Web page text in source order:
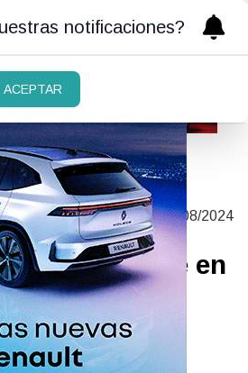
PRESIDENTE DE
| 13/08/2024
“Insistiré en
notificaciones?
ACEPTAR